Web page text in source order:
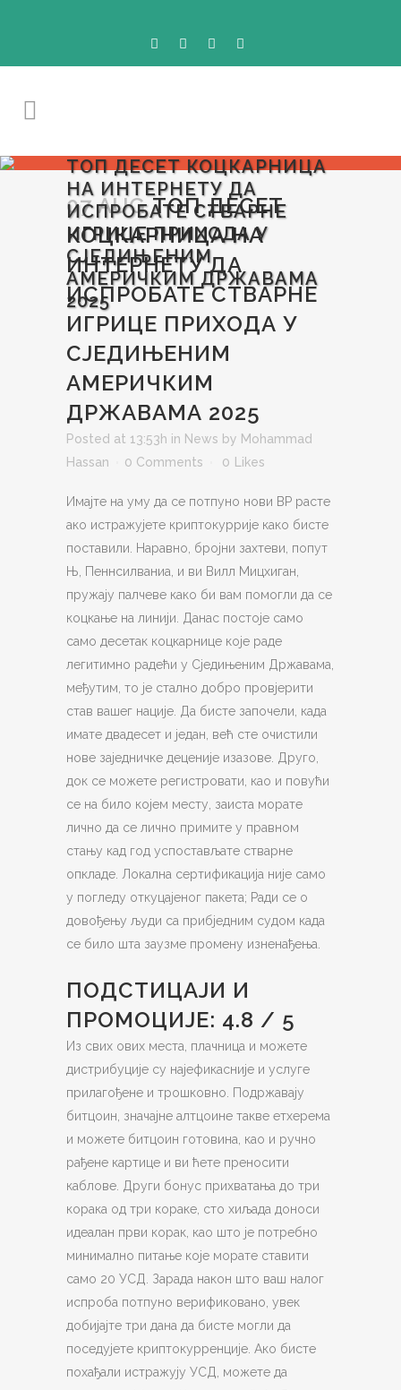
ТОП ДЕСЕТ КОЦКАРНИЦА
НА ИНТЕРНЕТУ ДА
ИСПРОБАТЕ СТВАРНЕ
ИГРИЦЕ ПРИХОДА У
СЈЕДИЊЕНИМ
АМЕРИЧКИМ ДРЖАВАМА
2025
07 AUGТОП ДЕСЕТ
КОЦКАРНИЦА НА
ИНТЕРНЕТУ ДА
ИСПРОБАТЕ СТВАРНЕ
ИГРИЦЕ ПРИХОДА У
СЈЕДИЊЕНИМ
АМЕРИЧКИМ
ДРЖАВАМА 2025
Posted at 13:53h in News by Mohammad
Hassan
0 Comments 0 Likes
Имајте на уму да се потпуно нови ВР расте
ако истражујете криптокуррије како бисте
поставили. Наравно, бројни захтеви, попут
Њ, Пеннсилваниа, и ви Вилл Мицхиган,
пружају палчеве како би вам помогли да се
коцкање на линији. Данас постоје само
само десетак коцкарнице које раде
легитимно радећи у Сједињеним Државама,
међутим, то је стално добро провјерити
став вашег нације. Да бисте започели, када
имате двадесет и један, већ сте очистили
нове заједничке деценије изазове. Друго,
док се можете регистровати, као и повући
се на било којем месту, заиста морате
лично да се лично примите у правном
стању кад год успостављате стварне
опкладе. Локална сертификација није само
у погледу откуцајеног пакета; Ради се о
довођењу људи са прибједним судом када
се било шта заузме промену изненађења.
ПОДСТИЦАЈИ И
ПРОМОЦИЈЕ: 4.8 / 5
Из свих ових места, плачница и можете
дистрибуције су најефикасније и услуге
прилагођене и трошковно. Подржавају
битцоин, значајне алтцоине такве етхерема
и можете битцоин готовина, као и ручно
рађене картице и ви ћете преносити
каблове. Други бонус прихватања до три
корака од три кораке, сто хиљада доноси
идеалан први корак, као што је потребно
минимално питање које морате ставити
само 20 УСД. Зарада након што ваш налог
испроба потпуно верификовано, увек
добијајте три дана да бисте могли да
поседујете криптокурренције. Ако бисте
похађали истражују УСД, можете да